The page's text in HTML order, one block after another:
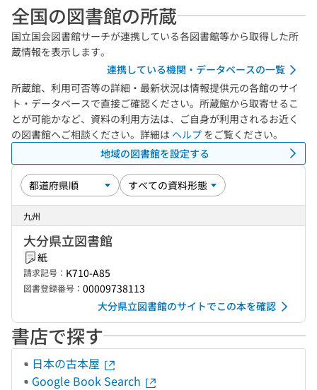
全国の図書館の所蔵
国立国会図書館サーチが連携している各図書館等から取得した所
蔵情報を表示します。
連携している機関・データベースの一覧
所蔵館、利用可否等の詳細・最新状況は情報提供元の各館のサイ
ト・データベースで直接ご確認ください。所蔵館から取寄せるこ
とが可能かなど、資料の利用方法は、ご自身が利用されるお近く
の図書館へご相談ください。詳細は ヘルプ をご覧ください。
地域の図書館を設定する
九州
大分県立図書館
紙
請求記号： K710-A85
図書登録番号： 00009738113
大分県立図書館のサイトでこの本を確認
書店で探す
日本の古本屋
Google Book Search